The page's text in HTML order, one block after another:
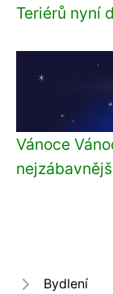
Teriérů nyní
Vánoce
Bydlení